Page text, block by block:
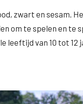
zwart en sesam.
om te spelen en te
leeftijd van 10 tot 12